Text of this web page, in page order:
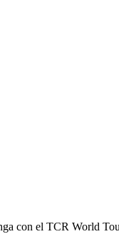
con el TCR World